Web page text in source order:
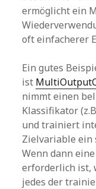
ermöglicht ein
oft einfacherer
Ein gutes
ist
nimmt einen
Klassifikator
und trainiert
Zielvariable ein
Wenn dann
erforderlich ist,
jedes der